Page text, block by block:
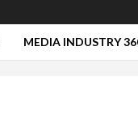
MEDIA INDUSTRY